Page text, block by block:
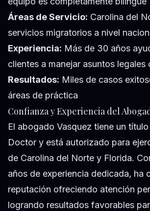
Áreas de Servicio: Carolina del
servicios migratorios a nivel
Experiencia: Más de 30 años
clientes a manejar asuntos legales
Resultados: Miles de casos
áreas de práctica
Confianza y Experiencia del
El abogado Vasquez tiene un
Doctor y está autorizado para
de Carolina del Norte y Florida.
años de experiencia dedicada, ha
reputación ofreciendo atención
logrando resultados favorables